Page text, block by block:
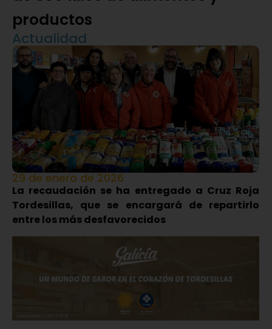
productos
Actualidad
29 de enero de 2026
La recaudación se ha entregado a Cruz Roja
Tordesillas, que se encargará de repartirlo
entre los más desfavorecidos